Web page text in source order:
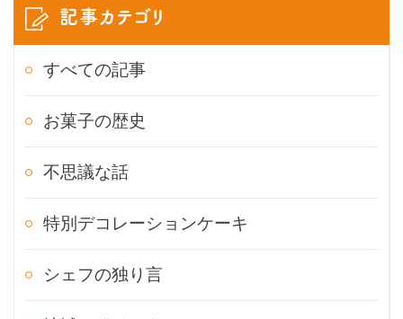
記事カテゴリ
すべての記事
お菓子の歴史
不思議な話
特別デコレーションケーキ
シェフの独り言